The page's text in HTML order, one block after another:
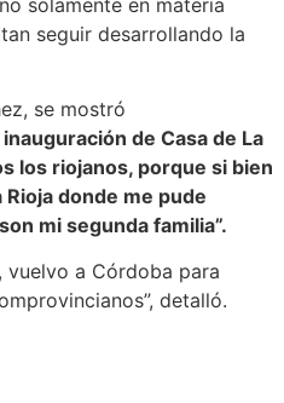
seguir desarrollando la
se mostró
de Casa de La
los riojanos, porque si bien
donde me pude
mi segunda familia”.
vuelvo a Córdoba para
detalló.